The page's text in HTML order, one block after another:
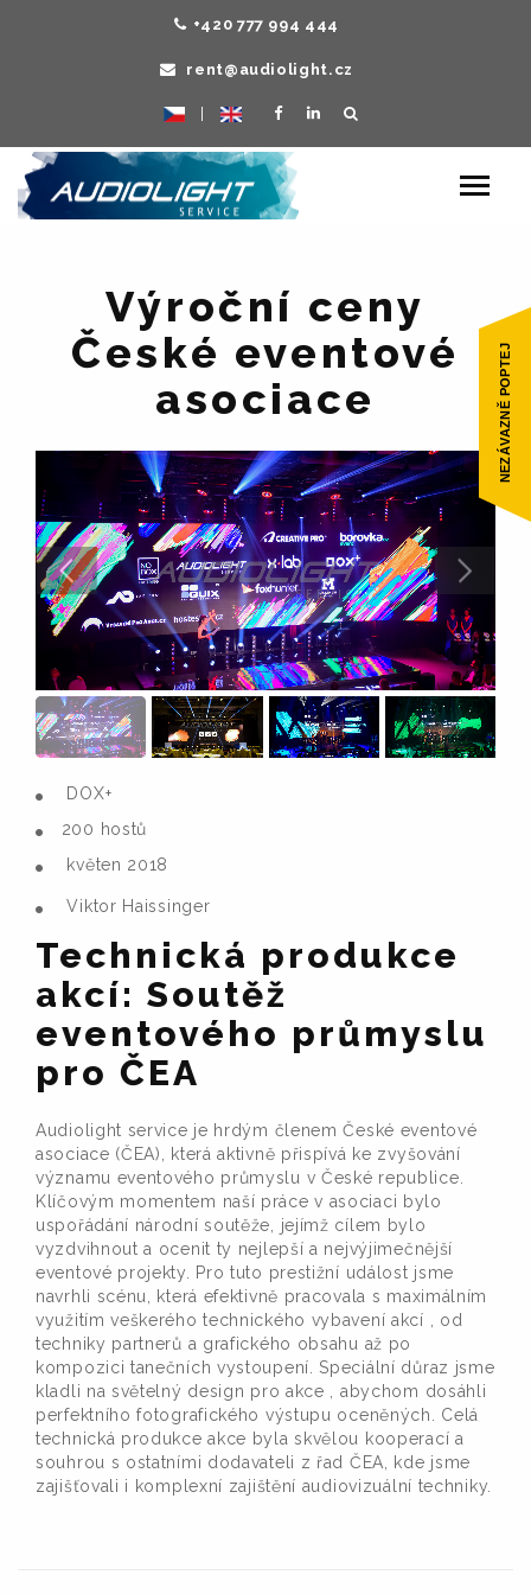
+420 777 994 444
rent@audiolight.cz
Toggle
Výroční ceny
České eventové
asociace
DOX+
200 hostů
květen 2018
Viktor Haissinger
Technická produkce
akcí: Soutěž
eventového průmyslu
pro ČEA
Audiolight service je hrdým členem České eventové
asociace (ČEA), která aktivně přispívá ke zvyšování
významu eventového průmyslu v České republice.
Klíčovým momentem naší práce v asociaci bylo
uspořádání národní soutěže, jejímž cílem bylo
vyzdvihnout a ocenit ty nejlepší a nejvýjimečnější
eventové projekty. Pro tuto prestižní událost jsme
navrhli scénu, která efektivně pracovala s maximálním
využitím veškerého technického vybavení akcí , od
techniky partnerů a grafického obsahu až po
kompozici tanečních vystoupení. Speciální důraz jsme
kladli na světelný design pro akce , abychom dosáhli
perfektního fotografického výstupu oceněných. Celá
technická produkce akce byla skvělou kooperací a
souhrou s ostatními dodavateli z řad ČEA, kde jsme
zajišťovali i komplexní zajištění audiovizuální techniky.